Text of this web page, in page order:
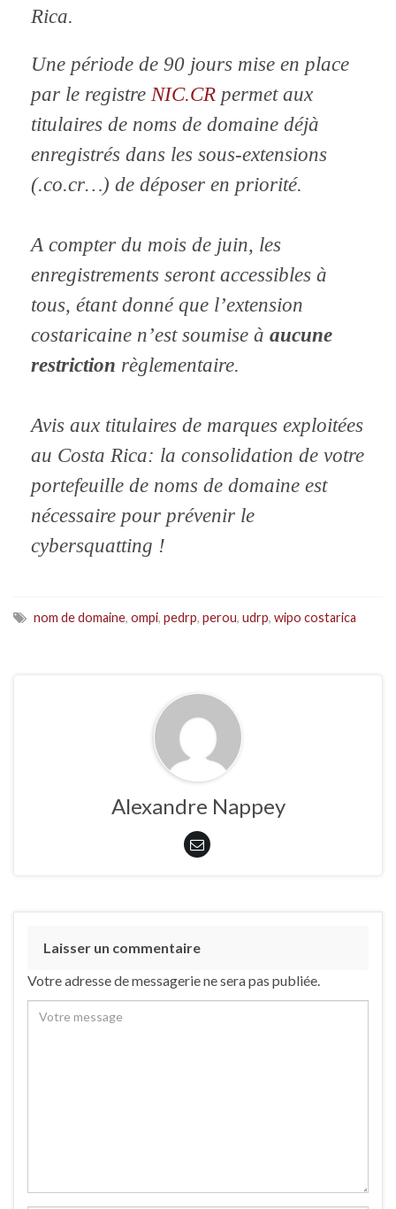
Rica.
Une période de 90 jours mise en place
par le registre NIC.CR permet aux
titulaires de noms de domaine déjà
enregistrés dans les sous-extensions
(.co.cr…) de déposer en priorité.
A compter du mois de juin, les
enregistrements seront accessibles à
tous, étant donné que l’extension
costaricaine n’est soumise à aucune
restriction règlementaire.
Avis aux titulaires de marques exploitées
au Costa Rica: la consolidation de votre
portefeuille de noms de domaine est
nécessaire pour prévenir le
cybersquatting !
nom de domaine, ompi, pedrp, perou, udrp, wipo costarica
Alexandre Nappey
Laisser un commentaire
Votre adresse de messagerie ne sera pas publiée.